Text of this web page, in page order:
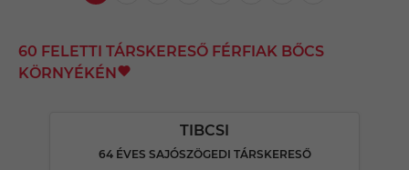
60 FELETTI TÁRSKERESŐ FÉRFIAK BŐCS
KÖRNYÉKÉN
TIBCSI
64 ÉVES SAJÓSZÖGEDI TÁRSKERESŐ